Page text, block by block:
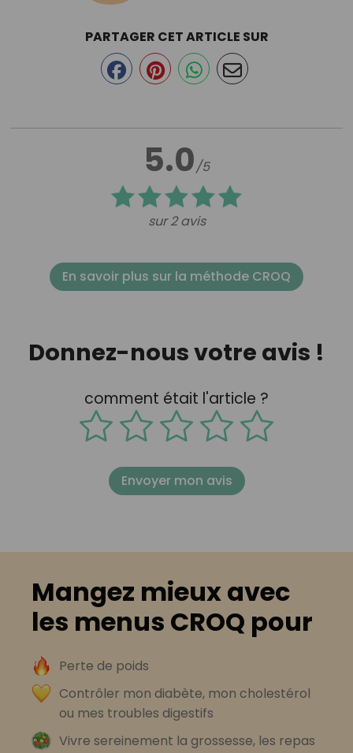
5.0/5
sur 2 avis
PARTAGER CET ARTICLE SUR
En savoir plus sur la méthode CROQ
Donnez-nous votre avis !
comment était l'article ?
Envoyer mon avis
Mangez mieux avec
les menus CROQ pour
Perte de poids
Contrôler mon diabète, mon cholestérol
ou mes troubles digestifs
Vivre sereinement la grossesse, les repas